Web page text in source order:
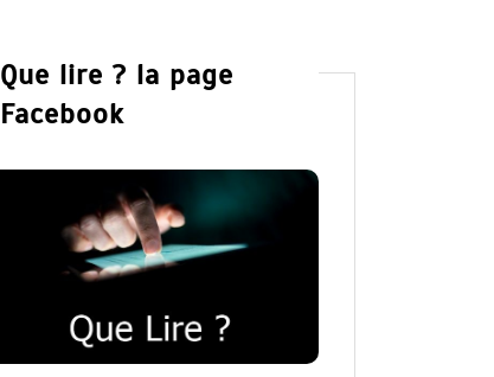
Que lire ? la page
Facebook